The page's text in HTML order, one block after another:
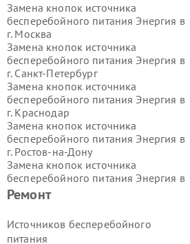
Ремонт
Источников бесперебойного
питания
Замена кнопок источника
бесперебойного питания Энергия в
г. Москва
Замена кнопок источника
бесперебойного питания Энергия в
г. Санкт-Петербург
Замена кнопок источника
бесперебойного питания Энергия в
г. Краснодар
Замена кнопок источника
бесперебойного питания Энергия в
г. Ростов-на-Дону
Замена кнопок источника
бесперебойного питания Энергия в
г.Нижний Новгород
бесперебойного питания Энергия в
г.Новосибирск